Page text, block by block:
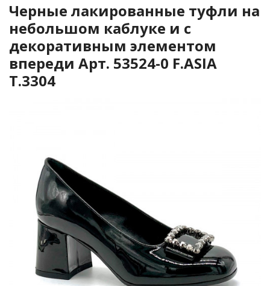
Черные лакированные туфли на
небольшом каблуке и с
декоративным элементом
впереди Арт. 53524-0 F.ASIA
T.3304